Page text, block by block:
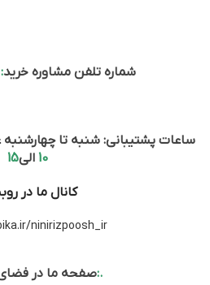
شماره تلفن مشاوره خرید:
ساعات پشتیبانی: شنبه تا چهارشنبه
10 الی15
کانال ما در
ninirizpoosh_ir
.:صفحه ما در